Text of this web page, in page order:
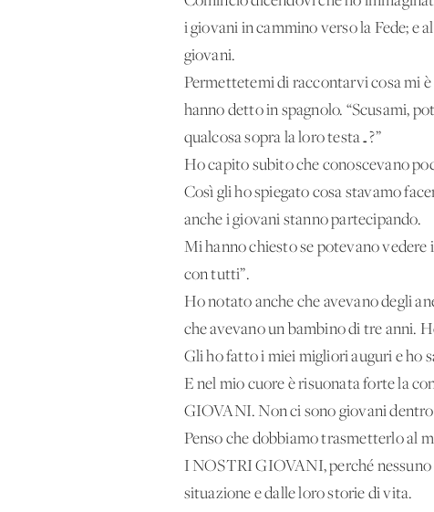
i giovani in cammino verso la Fede; e
giovani.
Permettetemi di raccontarvi cosa mi è
hanno detto in spagnolo. “Scusami,
qualcosa sopra la loro testa…?”
Ho capito subito che conoscevano
Così gli ho spiegato cosa stavamo
anche i giovani stanno partecipando.
Mi hanno chiesto se potevano
con tutti”.
Ho notato anche che avevano degli
che avevano un bambino di tre anni.
Gli ho fatto i miei migliori auguri e ho
E nel mio cuore è risuonata forte la
GIOVANI. Non ci sono giovani
Penso che dobbiamo trasmetterlo al
I NOSTRI GIOVANI, perché
situazione e dalle loro storie di vita.